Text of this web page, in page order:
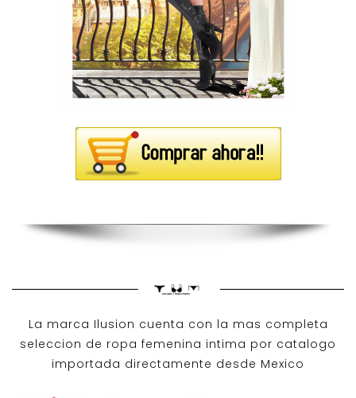
La marca Ilusion cuenta con la mas completa
seleccion de ropa femenina intima por catalogo
importada directamente desde Mexico